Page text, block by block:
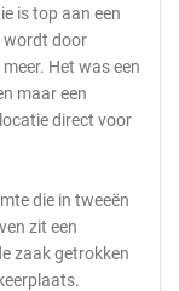
is top aan een
wordt door
Het was een
maar een
direct voor
die in tweeën
zit een
zaak getrokken